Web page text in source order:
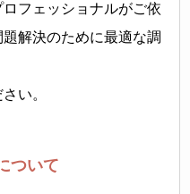
フェッショナルがご依
解決のために最適な調
い。
ついて